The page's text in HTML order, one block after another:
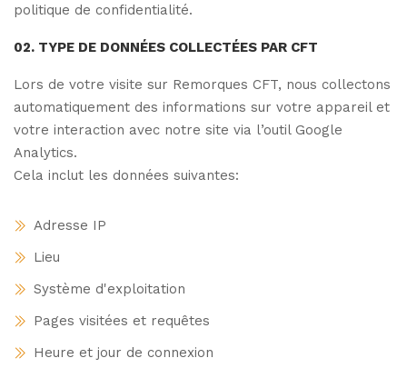
politique de confidentialité.
02. TYPE DE DONNÉES COLLECTÉES PAR CFT
Lors de votre visite sur Remorques CFT, nous collectons
automatiquement des informations sur votre appareil et
votre interaction avec notre site via l’outil Google
Analytics.
Cela inclut les données suivantes:
Adresse IP
Lieu
Système d'exploitation
Pages visitées et requêtes
Heure et jour de connexion